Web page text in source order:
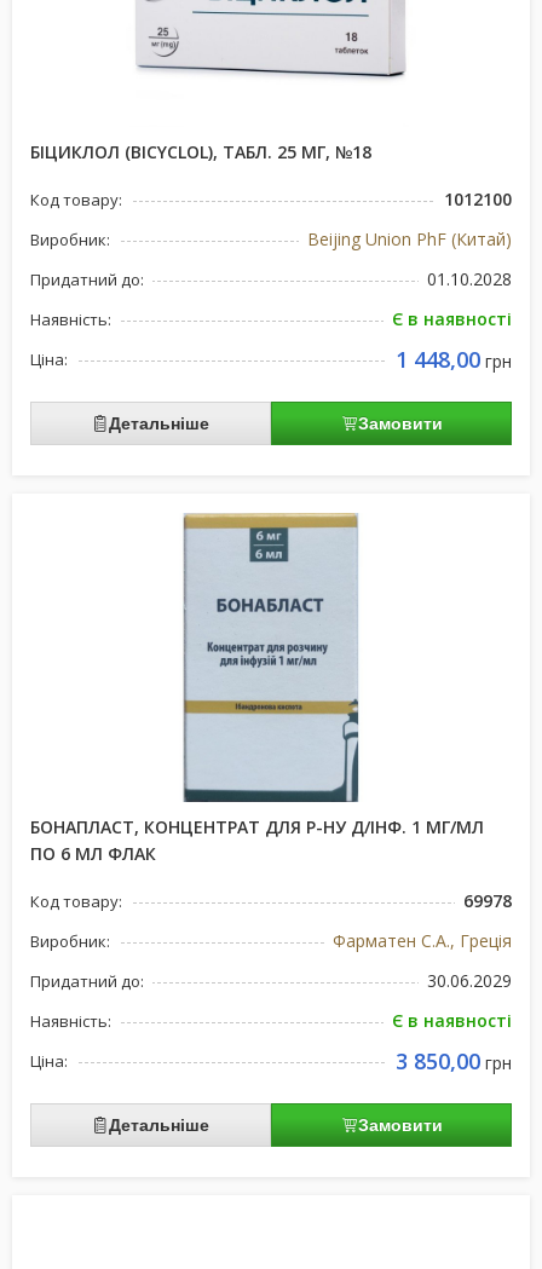
БІЦИКЛОЛ (BICYCLOL), ТАБЛ. 25 МГ, №18
Код товару: 1012100
Виробник: Beijing Union PhF (Китай)
Придатний до: 01.10.2028
Наявність: Є в наявності
Ціна: 1 448,00 грн
Детальніше Замовити
БОНАПЛАСТ, КОНЦЕНТРАТ ДЛЯ Р-НУ Д/ІНФ. 1 МГ/МЛ
ПО 6 МЛ ФЛАК
Код товару: 69978
Виробник: Фарматен С.А., Греція
Придатний до: 30.06.2029
Наявність: Є в наявності
Ціна: 3 850,00 грн
Детальніше Замовити